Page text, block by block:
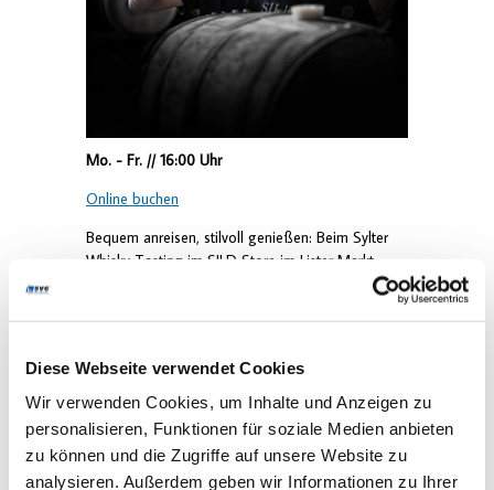
Diese Webseite verwendet Cookies
Wir verwenden Cookies, um Inhalte und Anzeigen zu
personalisieren, Funktionen für soziale Medien anbieten
zu können und die Zugriffe auf unsere Website zu
analysieren. Außerdem geben wir Informationen zu Ihrer
Mo. - Fr. // 16:00 Uhr
Online buchen
Bequem anreisen, stilvoll genießen: Beim Sylter
Whisky Tasting im SILD Store im Lister Markt
fachkundig begleitetes Tasting von vier
ausgewählten Whisky-Qualitäten – von mild und
ausgewogen bis charakterstark und intensiv. Als
Geschenk erhalten Sie ein exklusives SILD Whisky
Glas. Brot wird zur Verkostung gereicht.